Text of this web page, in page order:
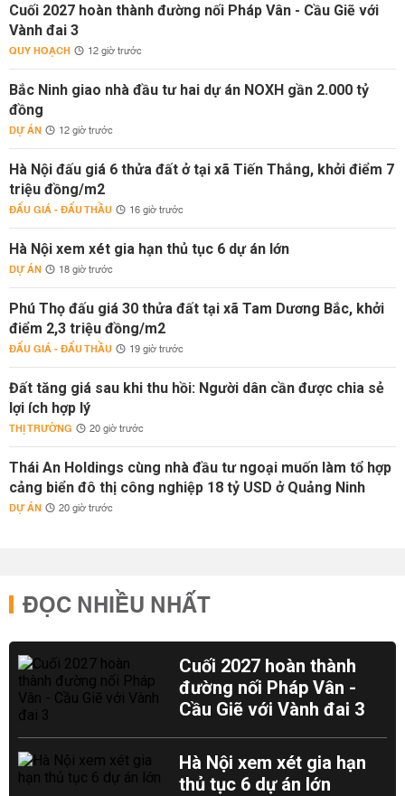
Cuối 2027 hoàn thành đường nối Pháp Vân - Cầu Giẽ với
Vành đai 3
QUY HOẠCH 12 giờ trước
Bắc Ninh giao nhà đầu tư hai dự án NOXH gần 2.000 tỷ
đồng
DỰ ÁN 12 giờ trước
Hà Nội đấu giá 6 thửa đất ở tại xã Tiến Thắng, khởi điểm 7
triệu đồng/m2
ĐẤU GIÁ - ĐẤU THẦU 16 giờ trước
Hà Nội xem xét gia hạn thủ tục 6 dự án lớn
DỰ ÁN 18 giờ trước
Phú Thọ đấu giá 30 thửa đất tại xã Tam Dương Bắc, khởi
điểm 2,3 triệu đồng/m2
ĐẤU GIÁ - ĐẤU THẦU 19 giờ trước
Đất tăng giá sau khi thu hồi: Người dân cần được chia sẻ
lợi ích hợp lý
THỊ TRƯỜNG 20 giờ trước
Thái An Holdings cùng nhà đầu tư ngoại muốn làm tổ hợp
cảng biển đô thị công nghiệp 18 tỷ USD ở Quảng Ninh
DỰ ÁN 20 giờ trước
ĐỌC NHIỀU NHẤT
Cuối 2027 hoàn thành
đường nối Pháp Vân -
Cầu Giẽ với Vành đai 3
Hà Nội xem xét gia hạn
thủ tục 6 dự án lớn